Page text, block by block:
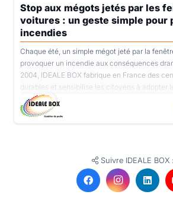
Stop aux mégots jetés par les
voitures : un geste simple pour
incendies
Chaque été, un simple mégot jeté par la
provoquer un incendie aux conséquences
2004, IDEALE BOX fabrique en France des
durables et sensibilise les citoyens à adopter
protéger l’environnement.
Suivre IDEALE BOX :